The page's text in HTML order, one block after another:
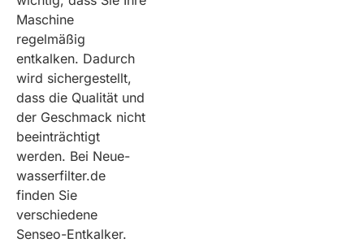
Maschine
regelmäßig
entkalken. Dadurch
wird sichergestellt,
dass die Qualität und
der Geschmack nicht
beeinträchtigt
werden. Bei Neue-
wasserfilter.de
finden Sie
verschiedene
Senseo-Entkalker.